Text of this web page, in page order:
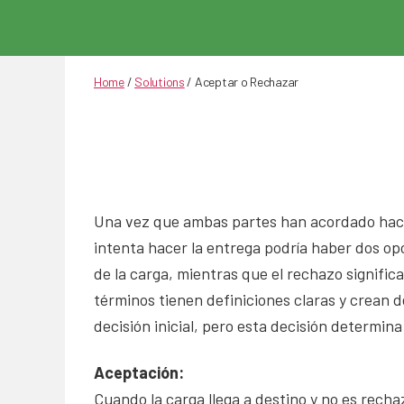
Home/ Solutions / Aceptar o Rechazar
Una vez que ambas partes han acordado
intenta hacer la entrega podría haber dos
de la carga, mientras que el rechazo
términos tienen definiciones claras y crean
decisión inicial, pero esta decisión
Aceptación:
Cuando la carga llega a destino y no es